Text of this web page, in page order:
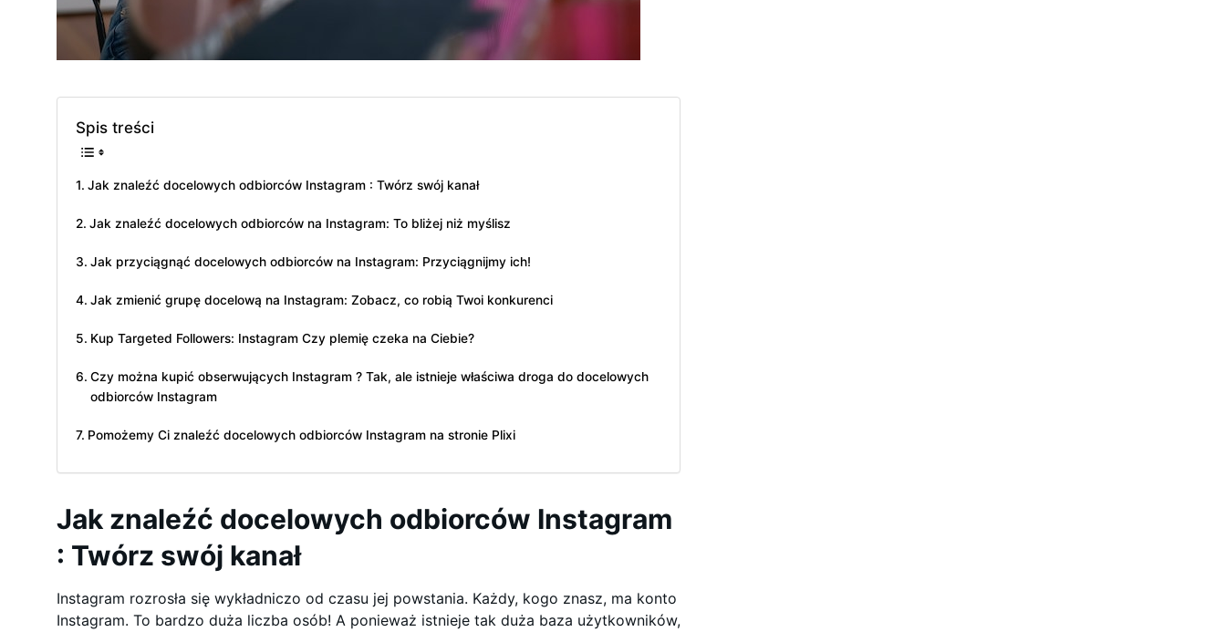
Spis treści
Jak znaleźć docelowych odbiorców Instagram : Twórz swój kanał
Jak znaleźć docelowych odbiorców na Instagram: To bliżej niż myślisz
Jak przyciągnąć docelowych odbiorców na Instagram: Przyciągnijmy ich!
Jak zmienić grupę docelową na Instagram: Zobacz, co robią Twoi konkurenci
Kup Targeted Followers: Instagram Czy plemię czeka na Ciebie?
Czy można kupić obserwujących Instagram ? Tak, ale istnieje właściwa droga do docelowych
odbiorców Instagram
Pomożemy Ci znaleźć docelowych odbiorców Instagram na stronie Plixi
Jak znaleźć docelowych odbiorców Instagram
: Twórz swój kanał
Instagram rozrosła się wykładniczo od czasu jej powstania. Każdy, kogo znasz, ma konto
Instagram. To bardzo duża liczba osób! A ponieważ istnieje tak duża baza użytkowników,